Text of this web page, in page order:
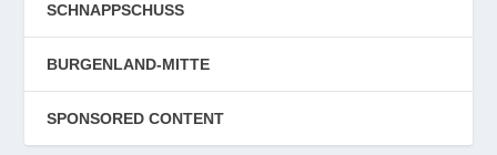
SCHNAPPSCHUSS
BURGENLAND-MITTE
SPONSORED CONTENT